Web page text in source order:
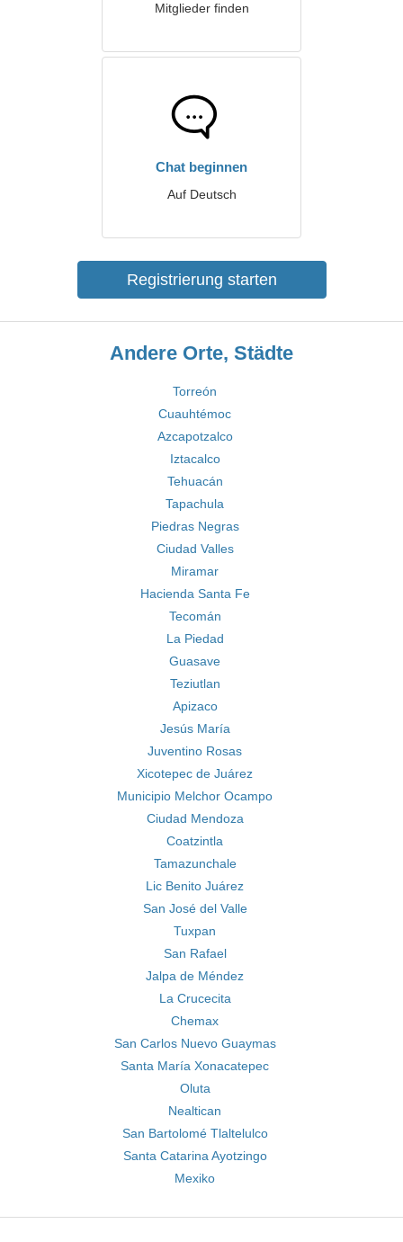
Mitglieder finden
Chat beginnen
Auf Deutsch
Registrierung starten
Andere Orte, Städte
Torreón
Cuauhtémoc
Azcapotzalco
Iztacalco
Tehuacán
Tapachula
Piedras Negras
Ciudad Valles
Miramar
Hacienda Santa Fe
Tecomán
La Piedad
Guasave
Teziutlan
Apizaco
Jesús María
Juventino Rosas
Xicotepec de Juárez
Municipio Melchor Ocampo
Ciudad Mendoza
Coatzintla
Tamazunchale
Lic Benito Juárez
San José del Valle
Tuxpan
San Rafael
Jalpa de Méndez
La Crucecita
Chemax
San Carlos Nuevo Guaymas
Santa María Xonacatepec
Oluta
Nealtican
San Bartolomé Tlaltelulco
Santa Catarina Ayotzingo
Mexiko